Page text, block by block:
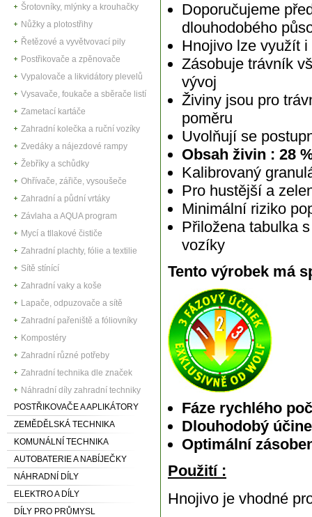
Šrotovníky, mlýnky a krouhačky
Nůžky a plotostřihy
Řetězové a vyvětvovací pily
Postřikovače a zpěnovače
Vypalovače a likvidátory plevelů
Vysavače, foukače a sběrače listí
Zametací kartáče
Zahradní kolečka a ruční vozíky
Zvedáky a nájezdové rampy
Žebříky a schůdky
Ohřívače, zářiče, vysoušeče
Zahradní a půdní vrtáky
Závlaha a AQUA program
Mycí a tllakové čističe
Zahradní plachty, fólie a textilie
Sítě stínící
Zahradní vaky a koše
Lapače, odpuzovače a sítě
Zahradní pařeniště a fóliovníky
Kompostéry
Zahradní různé potřeby
Zahradní technika dle značek
Náhradní díly zahradní techniky
POSTŘIKOVAČE A APLIKÁTORY
ZEMĚDĚLSKÁ TECHNIKA
KOMUNÁLNÍ TECHNIKA
AUTOBATERIE A NABÍJEČKY
NÁHRADNÍ DÍLY
ELEKTRO A DÍLY
DÍLY PRO PRŮMYSL
Doporučujeme
dlouhodobého
Hnojivo lze využít
Zásobuje trávník
vývoj
Živiny jsou pro
poměru
Uvolňují se
Obsah živin : 28
Kalibrovaný
Pro hustější a
Minimální riziko
Přiložena tabulka
vozíky
Tento výrobek má
Fáze rychlého
Dlouhodobý
Optimální
Použití :
Hnojivo je vhodné